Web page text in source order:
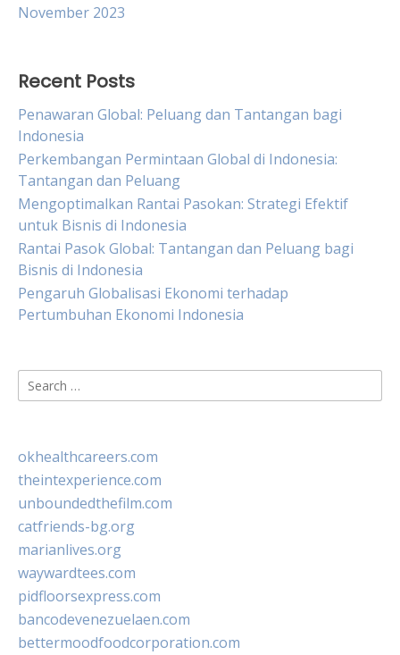
November 2023
Recent Posts
Penawaran Global: Peluang dan Tantangan bagi
Indonesia
Perkembangan Permintaan Global di Indonesia:
Tantangan dan Peluang
Mengoptimalkan Rantai Pasokan: Strategi Efektif
untuk Bisnis di Indonesia
Rantai Pasok Global: Tantangan dan Peluang bagi
Bisnis di Indonesia
Pengaruh Globalisasi Ekonomi terhadap
Pertumbuhan Ekonomi Indonesia
Search
for:
okhealthcareers.com
theintexperience.com
unboundedthefilm.com
catfriends-bg.org
marianlives.org
waywardtees.com
pidfloorsexpress.com
bancodevenezuelaen.com
bettermoodfoodcorporation.com